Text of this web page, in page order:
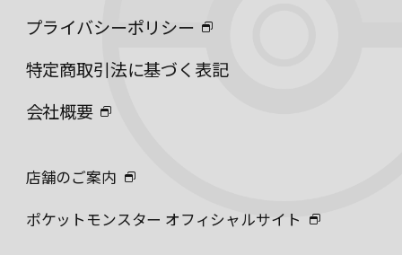
プライバシーポリシー
特定商取引法に基づく表記
会社概要
店舗のご案内
ポケットモンスター オフィシャルサイト